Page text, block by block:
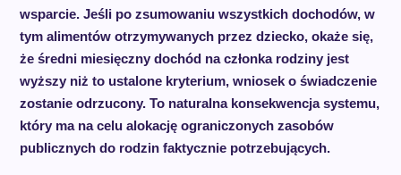
wsparcie. Jeśli po zsumowaniu wszystkich dochodów, w
tym alimentów otrzymywanych przez dziecko, okaże się,
że średni miesięczny dochód na członka rodziny jest
wyższy niż to ustalone kryterium, wniosek o świadczenie
zostanie odrzucony. To naturalna konsekwencja systemu,
który ma na celu alokację ograniczonych zasobów
publicznych do rodzin faktycznie potrzebujących.